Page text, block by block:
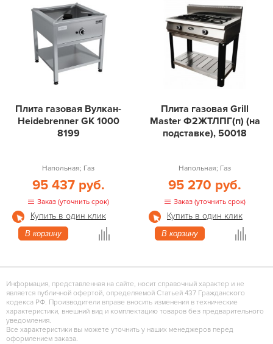
Плита газовая Вулкан-
Heidebrenner GK 1000
8199
Напольная; Газ
95 437 руб.
Заказ (уточнить срок)
Купить в один клик
В корзину
Плита газовая Grill
Master Ф2ЖТЛПГ(п) (на
подставке), 50018
Напольная; Газ
95 270 руб.
Заказ (уточнить срок)
Купить в один клик
В корзину
Информация, представленная на сайте, носит справочный характер и не
является публичной офертой, определяемой Статьей 437 Гражданского
кодекса РФ. Производители вправе вносить изменения в технические
характеристики, внешний вид и комплектацию товаров без предварительного
уведомления.
Все характеристики вы можете уточнить у наших менеджеров перед
оформлением заказа.